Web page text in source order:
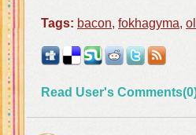
Tags: bacon, fokhagyma,
Read User's